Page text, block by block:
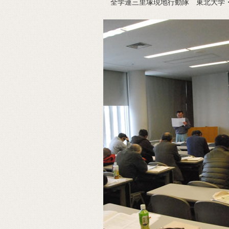
全学連三里塚現地行動隊 東北大学